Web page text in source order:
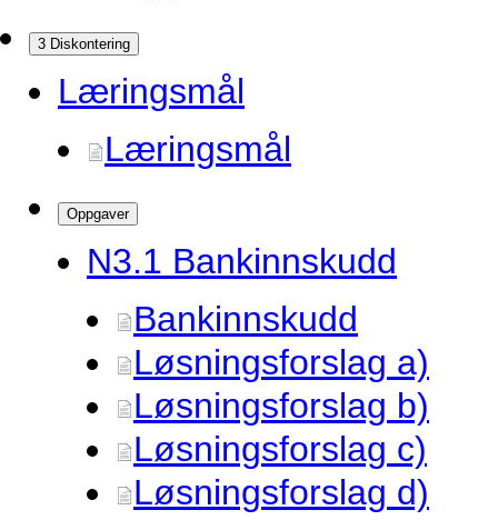
3 Diskontering
Læringsmål
Læringsmål
Oppgaver
N3.1 Bankinnskudd
Bankinnskudd
Løsningsforslag a)
Løsningsforslag b)
Løsningsforslag c)
Løsningsforslag d)